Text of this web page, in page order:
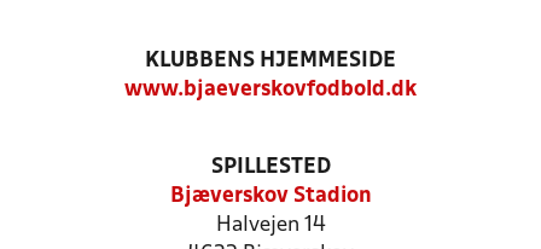
KLUBBENS HJEMMESIDE
www.bjaeverskovfodbold.dk
SPILLESTED
Bjæverskov Stadion
Halvejen 14